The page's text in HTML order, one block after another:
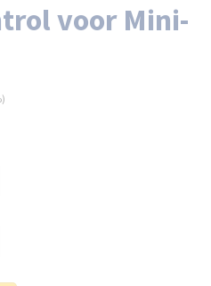
voor Mini-